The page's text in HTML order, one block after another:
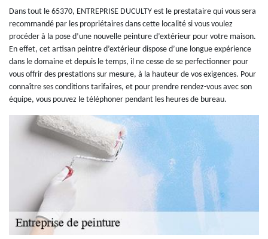
Dans tout le 65370, ENTREPRISE DUCULTY est le prestataire qui vous sera
recommandé par les propriétaires dans cette localité si vous voulez
procéder à la pose d’une nouvelle peinture d’extérieur pour votre maison.
En effet, cet artisan peintre d’extérieur dispose d’une longue expérience
dans le domaine et depuis le temps, il ne cesse de se perfectionner pour
vous offrir des prestations sur mesure, à la hauteur de vos exigences. Pour
connaître ses conditions tarifaires, et pour prendre rendez-vous avec son
équipe, vous pouvez le téléphoner pendant les heures de bureau.